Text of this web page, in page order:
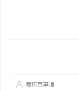
廊坊百事通